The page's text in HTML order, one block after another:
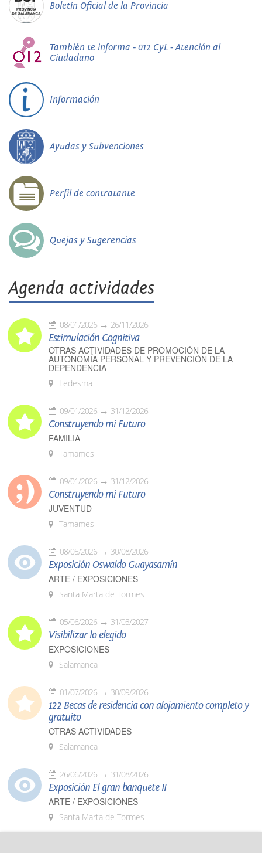
Boletín Oficial de la Provincia
También te informa - 012 CyL - Atención al
Ciudadano
Información
Ayudas y Subvenciones
Perfil de contratante
Quejas y Sugerencias
Agenda actividades
08/01/2026 26/11/2026
Estimulación Cognitiva
OTRAS ACTIVIDADES DE PROMOCIÓN DE LA
AUTONOMÍA PERSONAL Y PREVENCIÓN DE LA
DEPENDENCIA
Ledesma
09/01/2026 31/12/2026
Construyendo mi Futuro
FAMILIA
Tamames
09/01/2026 31/12/2026
Construyendo mi Futuro
JUVENTUD
Tamames
08/05/2026 30/08/2026
Exposición Oswaldo Guayasamín
ARTE / EXPOSICIONES
Santa Marta de Tormes
05/06/2026 31/03/2027
Visibilizar lo elegido
EXPOSICIONES
Salamanca
01/07/2026 30/09/2026
122 Becas de residencia con alojamiento completo y
gratuito
OTRAS ACTIVIDADES
Salamanca
26/06/2026 31/08/2026
Exposición El gran banquete II
ARTE / EXPOSICIONES
Santa Marta de Tormes